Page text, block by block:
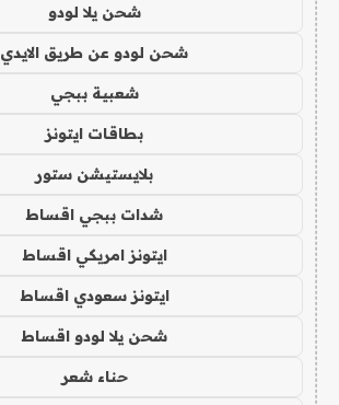
شحن يلا لودو
شحن لودو عن طريق الايدي
شعبية ببجي
بطاقات ايتونز
بلايستيشن ستور
شدات ببجي اقساط
ايتونز امريكي اقساط
ايتونز سعودي اقساط
شحن يلا لودو اقساط
حناء شعر